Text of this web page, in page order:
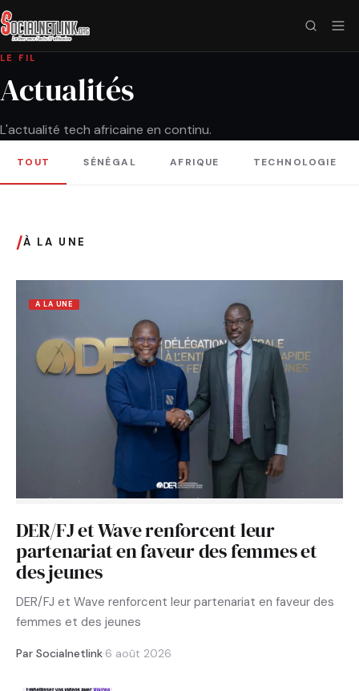
LE FIL
Actualités
L'actualité tech africaine en continu.
TOUT SÉNÉGAL AFRIQUE TECHNOLOGIE
/À LA UNE
A LA UNE
DER/FJ et Wave renforcent leur
partenariat en faveur des femmes et
des jeunes
DER/FJ et Wave renforcent leur partenariat en faveur des
femmes et des jeunes
Par Socialnetlink·6 août 2026